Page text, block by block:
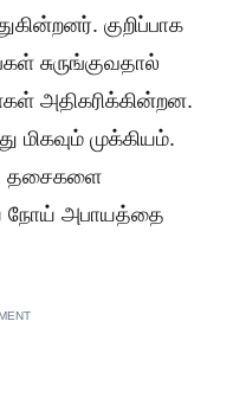
குறிப்பாக
சுருங்குவதால்
அதிகரிக்கின்றன.
மிகவும் முக்கியம்.
தசைகளை
நோய் அபாயத்தை